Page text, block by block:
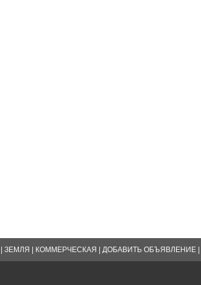
ЗЕМЛЯ КОММЕРЧЕСКАЯ ДОБАВИТЬ ОБЪЯВЛЕНИЕ